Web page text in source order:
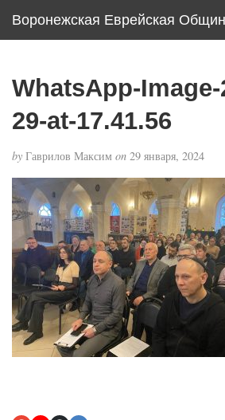
Воронежская Еврейская
WhatsApp-Image-
29-at-17.41.56
by Гаврилов Максим on 29 января, 2024